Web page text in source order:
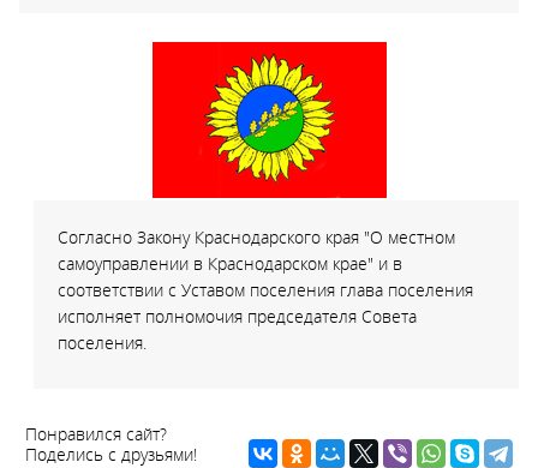
Согласно Закону Краснодарского края "О местном
самоуправлении в Краснодарском крае" и в
соответствии с Уставом поселения глава поселения
исполняет полномочия председателя Совета
поселения.
Понравился сайт?
Поделись с друзьями!